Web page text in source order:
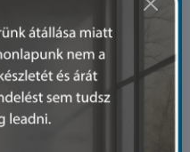
Partnereinknek kedvező
biztosítunk.
garantált, hogy a
eljuttatjuk Hozzád.